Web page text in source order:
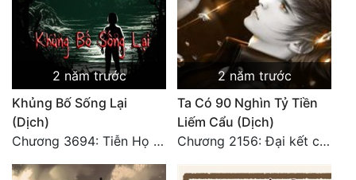
Tính Cách Nhân Vật :
Sát Phạt Quyết Đoán
Vô Sỉ
Điềm Đạm
2 năm trước
Khủng Bố Sống Lại
(Dịch)
Chương 3694: Tiễn Họ Đoạn Đường Cuối - Hoàn
2 năm trước
Ta Có 90 Nghìn Tỷ Tiền
Liếm Cẩu (Dịch)
Chương 2156: Đại kết cục!!!